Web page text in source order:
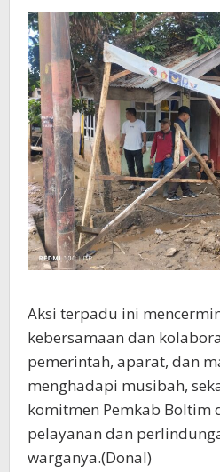
Aksi terpadu ini
kebersamaan dan
pemerintah, aparat, dan
menghadapi musibah,
komitmen Pemkab Boltim
pelayanan dan
warganya.(Donal)